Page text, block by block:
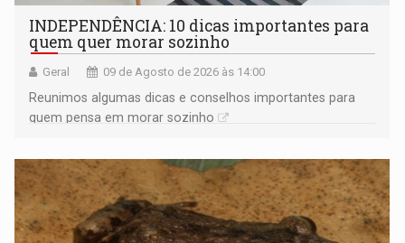
INDEPENDÊNCIA: 10 dicas importantes para
quem quer morar sozinho
Geral 09 de Agosto de 2026 às 14:00
Reunimos algumas dicas e conselhos importantes para
quem pensa em morar sozinho